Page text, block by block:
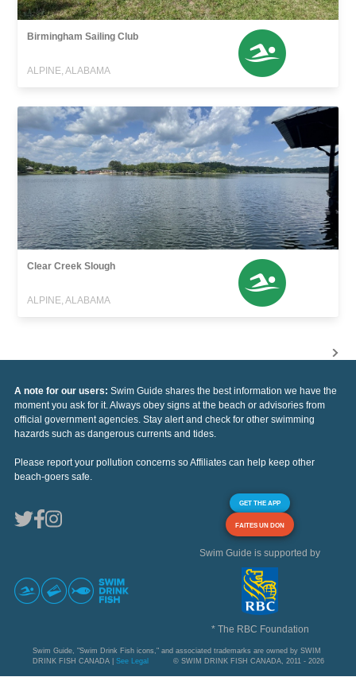
Birmingham Sailing Club
ALPINE, ALABAMA
Clear Creek Slough
ALPINE, ALABAMA
A note for our users: Swim Guide shares the best information we have the
moment you ask for it. Always obey signs at the beach or advisories from
official government agencies. Stay alert and check for other swimming
hazards such as dangerous currents and tides.
Please report your pollution concerns so Affiliates can help keep other
beach-goers safe.
GET THE APP
FAITES UN DON
Swim Guide is supported by
* The RBC Foundation
Swim Guide, "Swim Drink Fish icons," and associated trademarks are owned by SWIM
DRINK FISH CANADA | See Legal © SWIM DRINK FISH CANADA, 2011 - 2026